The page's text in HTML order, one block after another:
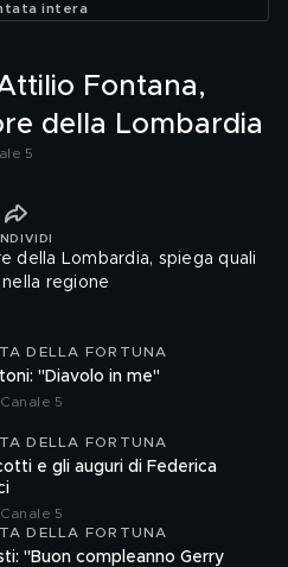
intera
Fontana,
della Lombardia
5
della Lombardia, spiega quali
regione
DELLA FORTUNA
"Diavolo in me"
5
DELLA FORTUNA
e gli auguri di Federica
5
DELLA FORTUNA
"Buon compleanno Gerry